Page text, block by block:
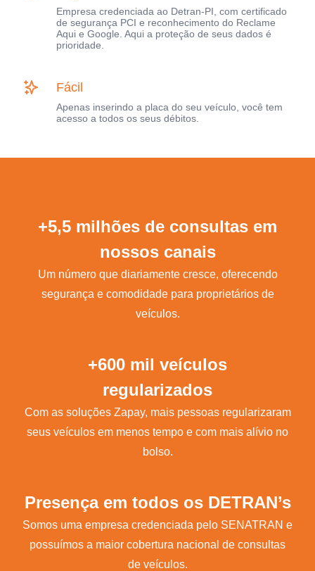
Empresa credenciada ao Detran-PI, com certificado
de segurança PCI e reconhecimento do Reclame
Aqui e Google. Aqui a proteção de seus dados é
prioridade.
Fácil
Apenas inserindo a placa do seu veículo, você tem
acesso a todos os seus débitos.
+5,5 milhões de consultas em
nossos canais
Um número que diariamente cresce, oferecendo
segurança e comodidade para proprietários de
veículos.
+600 mil veículos
regularizados
Com as soluções Zapay, mais pessoas regularizaram
seus veículos em menos tempo e com mais alívio no
bolso.
Presença em todos os DETRAN’s
Somos uma empresa credenciada pelo SENATRAN e
possuímos a maior cobertura nacional de consultas
de veículos.